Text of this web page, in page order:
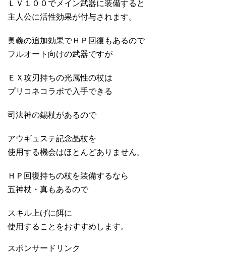
ＬＶ１００でメイン武器に装備すると
主人公に活性効果が付与されます。
奥義の追加効果でＨＰ回復もあるので
フルオート向けの武器ですが
ＥＸ攻刃持ちの光属性の杖は
プリコネコラボで入手できる
司法神の錫杖があるので
アウギュステ記念晶杖を
使用する機会はほとんどありません。
ＨＰ回復持ちの杖を装備するなら
五神杖・真もあるので
スキル上げに餌に
使用することをおすすめします。
スポンサードリンク